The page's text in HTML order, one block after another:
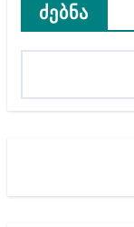
ძებნა